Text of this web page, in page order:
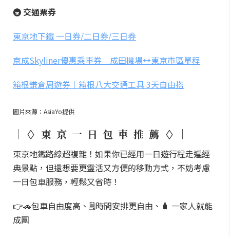
🚇 交通票券
東京地下鐵 一日券/二日券/三日券
京成Skyliner優惠乘車券｜成田機場↔️東京市區單程
箱根鎌倉周遊券｜箱根八大交通工具 3天自由搭
圖片來源：AsiaYo提供
｜ ◊ 東 京 一 日 包 車 推 薦 ◊ ｜
東京地鐵路線超複雜！如果你已經用一日遊行程走遍經
典景點，但還想要更靈活又方便的移動方式，不妨考慮
一日包車服務，輕鬆又省時！
👉🚗包車自由度高、🗒️時間安排更自由、🧳 一家人就能
成團